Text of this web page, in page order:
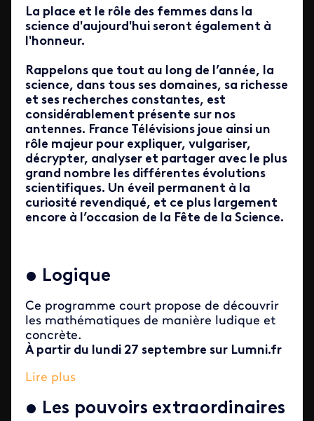
La place et le rôle des femmes dans la
science d'aujourd'hui seront également à
l'honneur.
Rappelons que tout au long de l’année, la
science, dans tous ses domaines, sa richesse
et ses recherches constantes, est
considérablement présente sur nos
antennes. France Télévisions joue ainsi un
rôle majeur pour expliquer, vulgariser,
décrypter, analyser et partager avec le plus
grand nombre les différentes évolutions
scientifiques. Un éveil permanent à la
curiosité revendiqué, et ce plus largement
encore à l’occasion de la Fête de la Science.
• Logique
Ce programme court propose de découvrir
les mathématiques de manière ludique et
concrète.
À partir du lundi 27 septembre sur Lumni.fr
Lire plus
• Les pouvoirs extraordinaires